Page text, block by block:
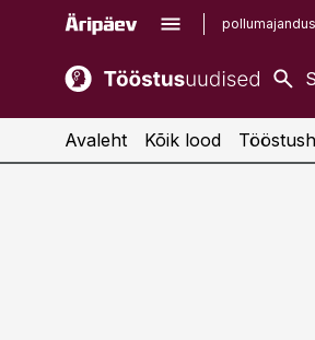
kaubandus.ee
kinnisvarauudised.ee
Avaleht Kõik lood